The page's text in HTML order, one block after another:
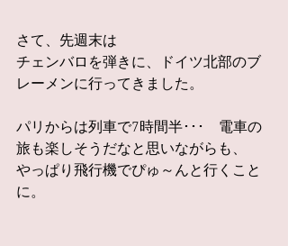
さて、先週末は
チェンバロを弾きに、ドイツ北部のブ
レーメンに行ってきました。
パリからは列車で7時間半･･･　電車の
旅も楽しそうだなと思いながらも、
やっぱり飛行機でぴゅ～んと行くこと
に。